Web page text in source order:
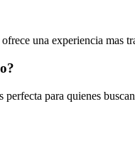
una experiencia mas
para quienes